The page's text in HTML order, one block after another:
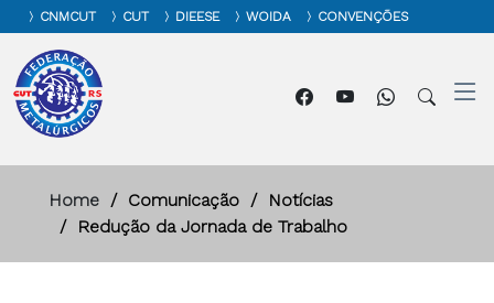
CNMCUT CUT DIEESE WOIDA CONVENÇÕES
Home Comunicação
Notícias
Redução da Jornada de Trabalho